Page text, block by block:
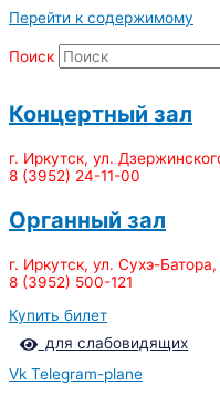
Перейти к содержимому
Поиск
Концертный зал
г. Иркутск, ул.
8 (3952) 24-11-00
Органный зал
г. Иркутск, ул. Сухэ-Батора,
8 (3952) 500-121
Купить билет
для слабовидящих
Vk Telegram-plane